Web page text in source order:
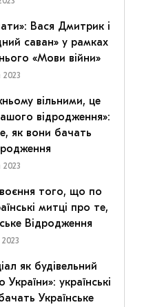
Вася Дмитрик і
саван» у рамках
«Мови війни»
вільними, це
відродження»:
як вони бачать
того, що по
митці про те,
Відродження
як будівельний
українські
Українське